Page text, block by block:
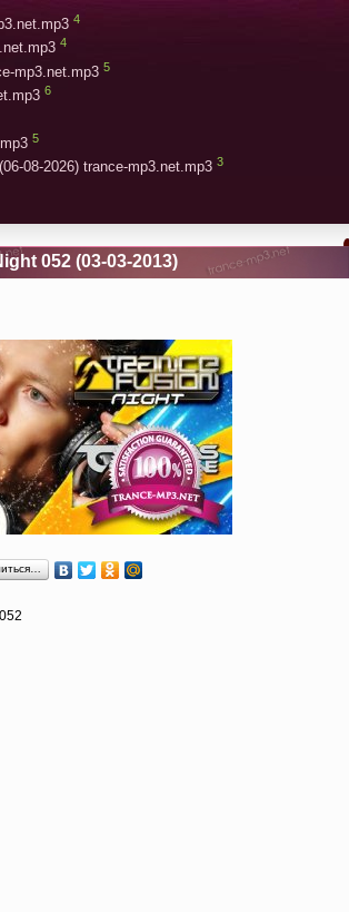
4
4
mp3.net.mp3 5
6
5
08-2026) trance-mp3.net.mp3 3
052 (03-03-2013)